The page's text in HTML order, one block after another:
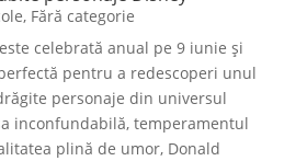
, Fără categorie
celebrată anual pe 9 iunie și
pentru a redescoperi unul
personaje din universul
inconfundabilă, temperamentul
plină de umor, Donald